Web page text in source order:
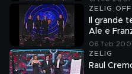
ZELIG
Il grande
Ale e
06 feb
ZELIG
Raul